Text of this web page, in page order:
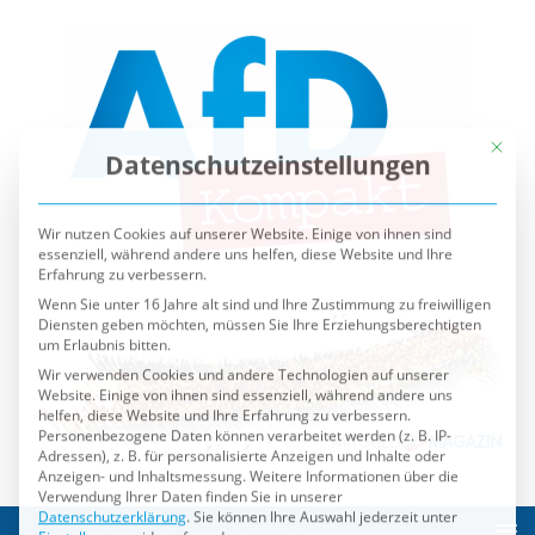
Datenschutzeinstellungen
Wir nutzen Cookies auf unserer Website. Einige von ihnen sind
Erfahrung zu verbessern.
um Erlaubnis bitten.
Wir verwenden Cookies und andere Technologien auf unserer
Website. Einige von ihnen sind essenziell, während andere uns
helfen, diese Website und Ihre Erfahrung zu verbessern.
Personenbezogene Daten können verarbeitet werden (z. B. IP-
Adressen), z. B. für personalisierte Anzeigen und Inhalte oder
Anzeigen- und Inhaltsmessung.
Weitere Informationen über die
Verwendung Ihrer Daten finden Sie in unserer
Datenschutzerklärung.Sie können Ihre Auswahl jederzeit unter
Einstellungen widerrufen oder anpassen.
Es folgt eine Liste der Service-Gruppen, für die eine
Essenziell
Externe Medien